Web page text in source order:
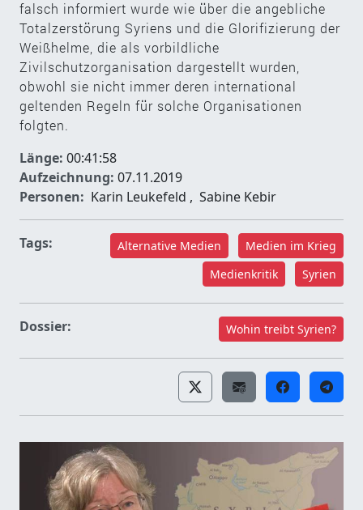
falsch informiert wurde wie über die angebliche
Totalzerstörung Syriens und die Glorifizierung der
Weißhelme, die als vorbildliche
Zivilschutzorganisation dargestellt wurden,
obwohl sie nicht immer deren international
geltenden Regeln für solche Organisationen
folgten.
Länge: 00:41:58
Aufzeichnung: 07.11.2019
Personen: Karin Leukefeld , Sabine Kebir
Tags: Alternative Medien
Medien im Krieg
Medienkritik
Syrien
Dossier: Wohin treibt Syrien?